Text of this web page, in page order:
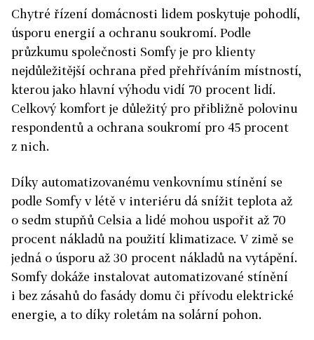
Chytré řízení domácnosti lidem poskytuje pohodlí,
úsporu energií a ochranu soukromí. Podle
průzkumu společnosti Somfy je pro klienty
nejdůležitější ochrana před přehříváním místností,
kterou jako hlavní výhodu vidí 70 procent lidí.
Celkový komfort je důležitý pro přibližně polovinu
respondentů a ochrana soukromí pro 45 procent
z nich.
Díky automatizovanému venkovnímu stínění se
podle Somfy v létě v interiéru dá snížit teplota až
o sedm stupňů Celsia a lidé mohou uspořit až 70
procent nákladů na použití klimatizace. V zimě se
jedná o úsporu až 30 procent nákladů na vytápění.
Somfy dokáže instalovat automatizované stínění
i bez zásahů do fasády domu či přívodu elektrické
energie, a to díky roletám na solární pohon.